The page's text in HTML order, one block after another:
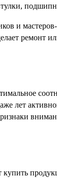
и
ремонт
лет